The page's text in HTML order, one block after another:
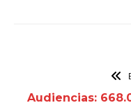
Audiencias: